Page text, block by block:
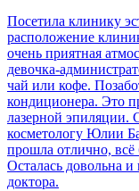
Посетила клинику
расположение
очень приятная
девочка-
чай или кофе.
кондиционера. Это
лазерной эпиляции.
косметологу Юлии
прошла отлично,
Осталась довольна
доктора.